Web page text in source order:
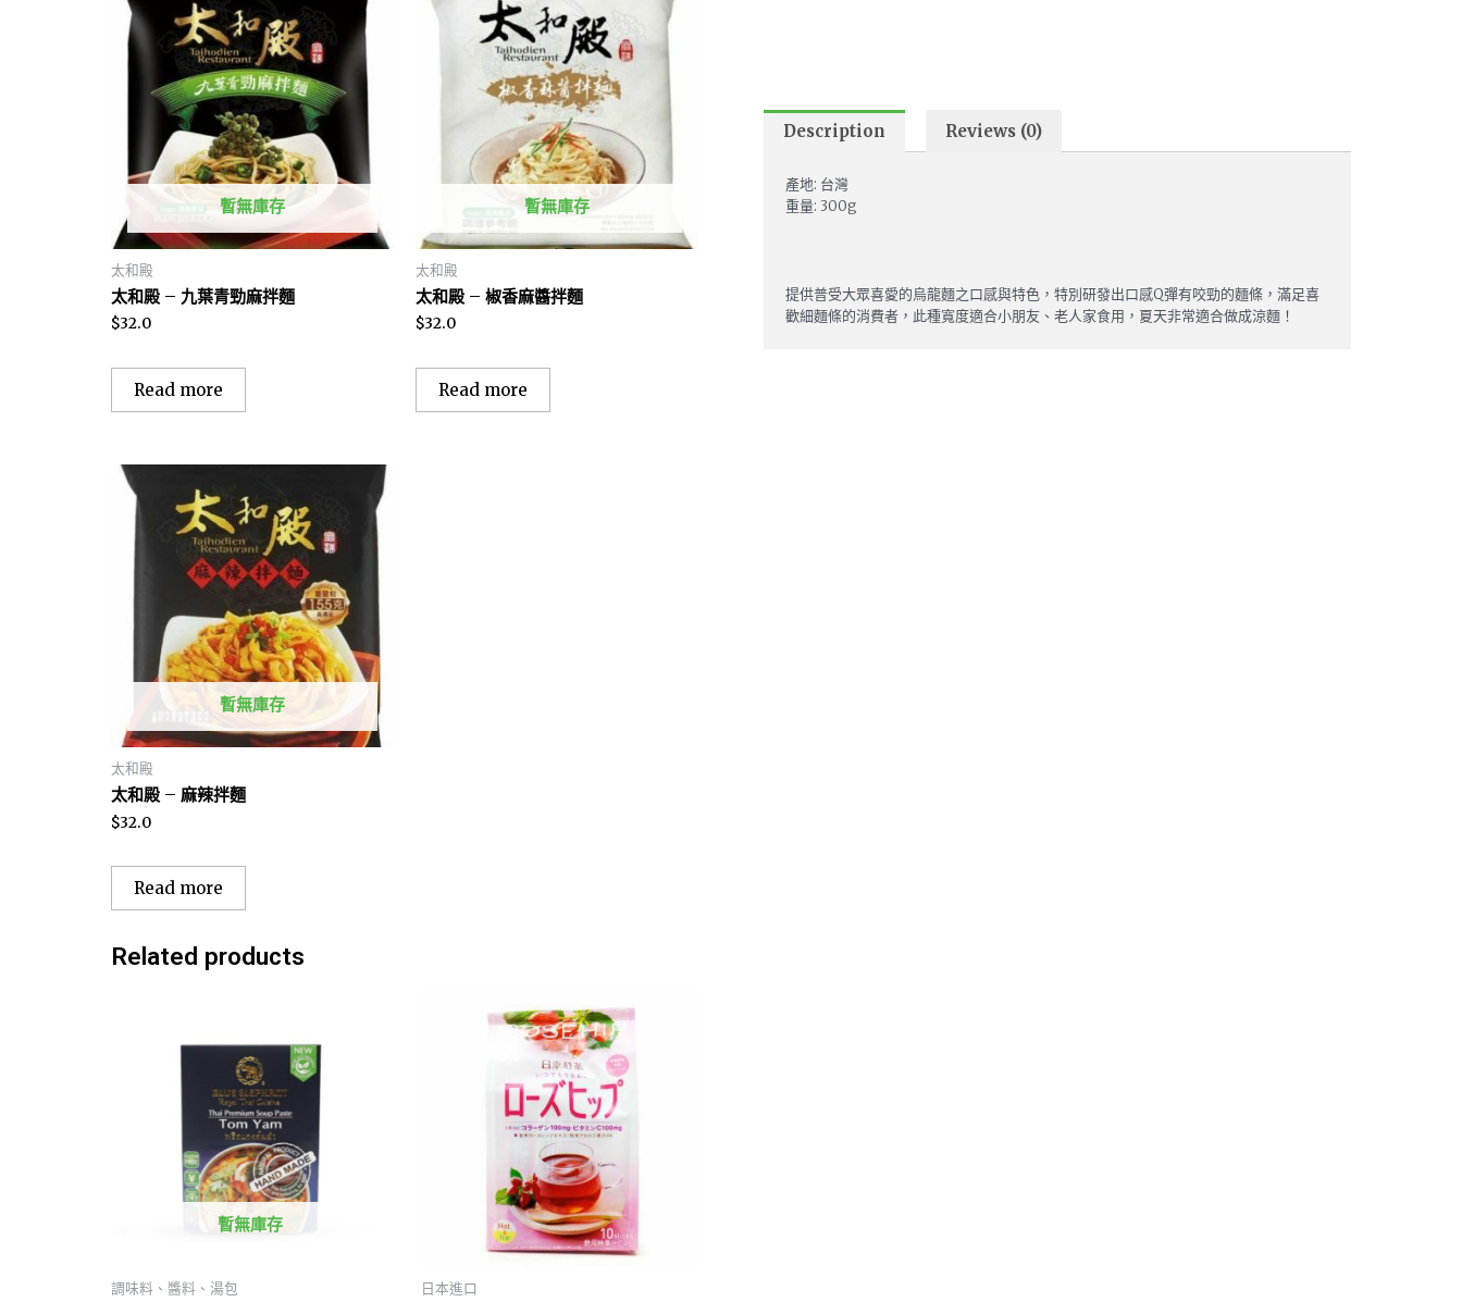
暫無庫存
太和殿
太和殿 – 九葉青勁麻拌麵
$32.0
Read more
暫無庫存
太和殿
太和殿 – 椒香麻醬拌麵
$32.0
Read more
暫無庫存
太和殿
太和殿 – 麻辣拌麵
$32.0
Read more
Related products
暫無庫存
調味料、醬料、湯包 日本進口
Description Reviews (0)
產地: 台灣
重量: 300g
提供普受大眾喜愛的烏龍麵之口感與特色，特別研發出口感Q彈有咬勁的麵條，滿足喜
歡細麵條的消費者，此種寬度適合小朋友、老人家食用，夏天非常適合做成涼麵！